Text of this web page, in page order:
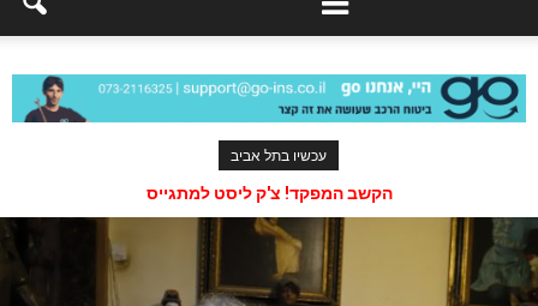
עכשיו בתל אביב
הקשב המפקד! צ'ק ליסט למתגייס